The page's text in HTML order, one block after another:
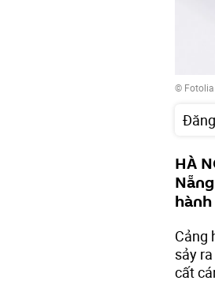
© Fotolia
HÀ
Cảng
sảy
cất